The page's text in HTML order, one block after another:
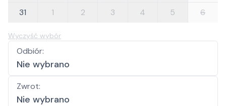
31
1 2 3 4 5 6
Wyczyść wybór
Odbiór:
Nie wybrano
Zwrot:
Nie wybrano